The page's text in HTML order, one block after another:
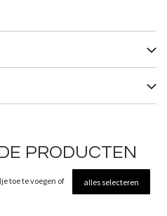
PRODUCTEN
toe te voegen of alles selecteren